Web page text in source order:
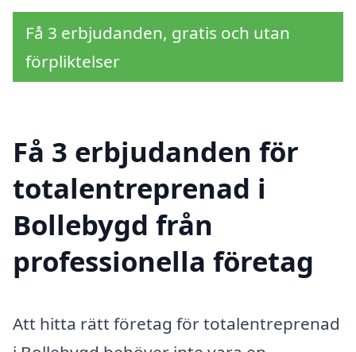
Få 3 erbjudanden, gratis och utan
förpliktelser
Få 3 erbjudanden för
totalentreprenad i
Bollebygd från
professionella företag
Att hitta rätt företag för totalentreprenad